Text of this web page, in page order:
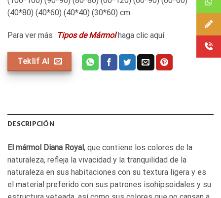
(40*80) (40*60) (40*40) (30*60) cm.
Para ver más Tipos de Mármolhaga clic aquí
Teklif Al
DESCRIPCIÓN
El mármol Diana Royal, que contiene los colores de la
naturaleza, refleja la vivacidad y la tranquilidad de la
naturaleza en sus habitaciones con su textura ligera y es
el material preferido con sus patrones isohipsoidales y su